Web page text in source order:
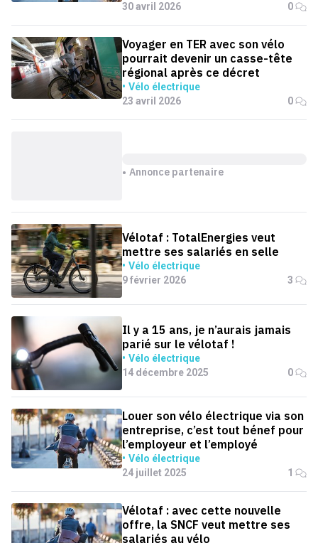
30 avril 2026
0
Voyager en TER avec son vélo
pourrait devenir un casse-tête
régional après ce décret
Vélo électrique
23 avril 2026
0
Annonce partenaire
Vélotaf : TotalEnergies veut
mettre ses salariés en selle
Vélo électrique
9 février 2026
3
Il y a 15 ans, je n’aurais jamais
parié sur le vélotaf !
Vélo électrique
14 décembre 2025
0
Louer son vélo électrique via son
entreprise, c’est tout bénef pour
l’employeur et l’employé
Vélo électrique
24 juillet 2025
1
Vélotaf : avec cette nouvelle
offre, la SNCF veut mettre ses
salariés au vélo